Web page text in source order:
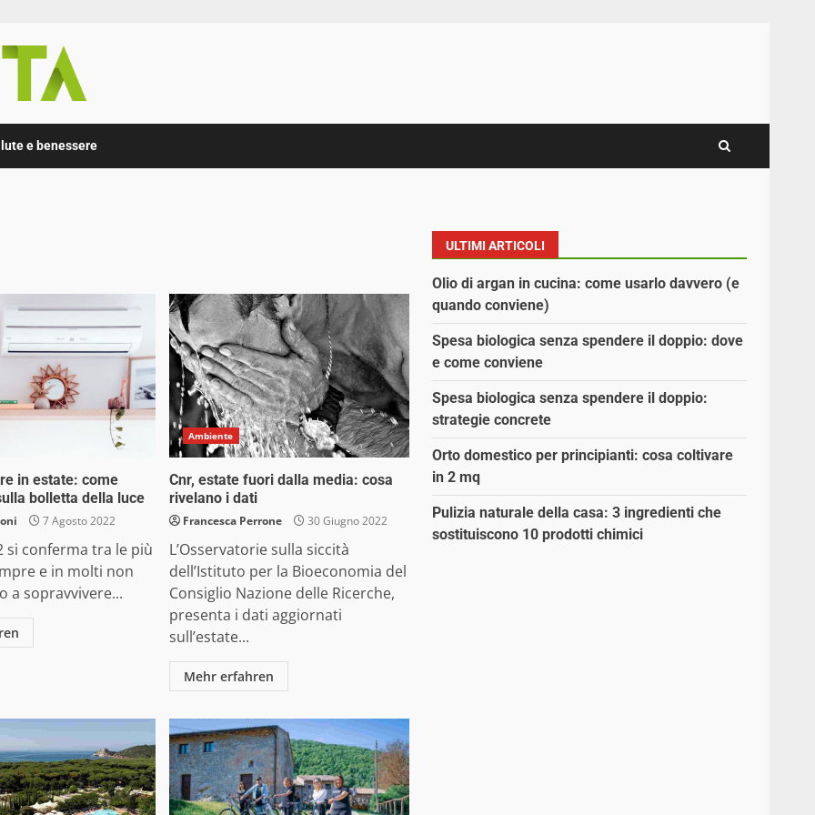
e benessere
in estate: come
bolletta della luce
7 Agosto 2022
si conferma tra le più
e in molti non
a sopravvivere...
Ambiente
Cnr, estate fuori dalla media: cosa
rivelano i dati
Francesca Perrone 30 Giugno 2022
L’Osservatorie sulla siccità
dell’Istituto per la Bioeconomia del
Consiglio Nazione delle Ricerche,
presenta i dati aggiornati
sull’estate...
Mehr erfahren
ULTIMI ARTICOLI
Olio di argan in cucina: come usarlo davvero (e
quando conviene)
Spesa biologica senza spendere il doppio: dove
e come conviene
Spesa biologica senza spendere il doppio:
strategie concrete
Orto domestico per principianti: cosa coltivare
in 2 mq
Pulizia naturale della casa: 3 ingredienti che
sostituiscono 10 prodotti chimici